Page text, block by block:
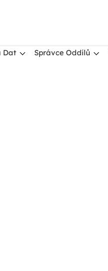
Dat Správce Oddílů